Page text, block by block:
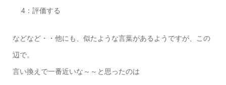
4：評価する
などなど・・他にも、似たような言葉があるようですが、この
辺で。
言い換えで一番近いな～～と思ったのは